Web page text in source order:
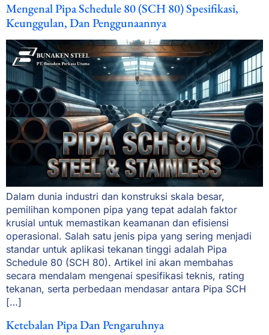
Mengenal Pipa Schedule 80 (SCH 80) Spesifikasi,
Keunggulan, Dan Penggunaannya
Dalam dunia industri dan konstruksi skala besar,
pemilihan komponen pipa yang tepat adalah faktor
krusial untuk memastikan keamanan dan efisiensi
operasional. Salah satu jenis pipa yang sering menjadi
standar untuk aplikasi tekanan tinggi adalah Pipa
Schedule 80 (SCH 80). Artikel ini akan membahas
secara mendalam mengenai spesifikasi teknis, rating
tekanan, serta perbedaan mendasar antara Pipa SCH
[…]
Ketebalan Pipa Dan Pengaruhnya